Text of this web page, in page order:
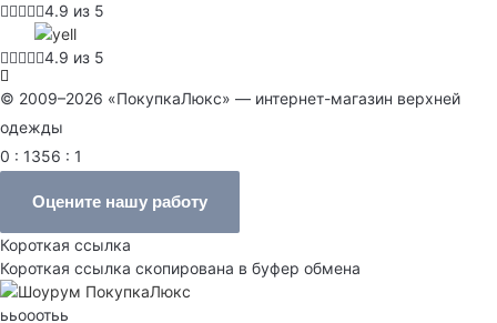
4.9 из 5
4.9 из 5
© 2009–2026 «ПокупкаЛюкс» — интернет-магазин верхней
одежды
0 : 1356 : 1
Оцените нашу работу
Короткая ссылка
Короткая ссылка скопирована в буфер обмена
ььооотьь